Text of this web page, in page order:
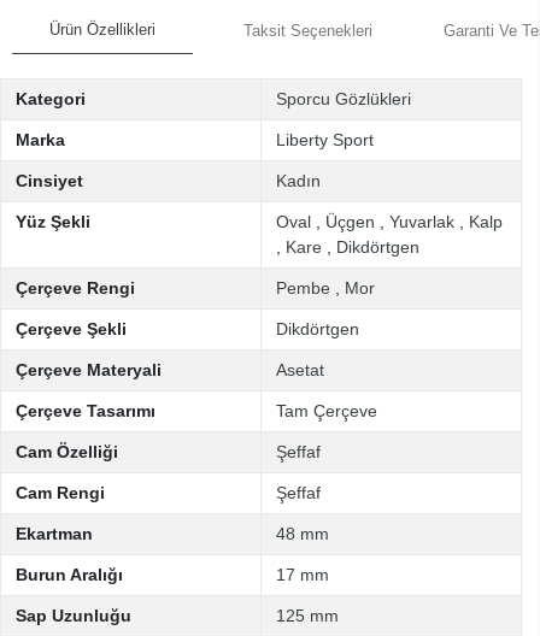
Ürün Özellikleri Taksit Seçenekleri Garanti Ve
Kategori Sporcu Gözlükleri
Marka Liberty Sport
Cinsiyet Kadın
Yüz Şekli Oval Üçgen Yuvarlak
Kalp
Kare Dikdörtgen
Çerçeve Rengi Pembe Mor
Çerçeve Şekli Dikdörtgen
Çerçeve Materyali Asetat
Çerçeve Tasarımı Tam Çerçeve
Cam Özelliği Şeffaf
Cam Rengi Şeffaf
Ekartman 48 mm
Burun Aralığı 17 mm
Sap Uzunluğu 125 mm